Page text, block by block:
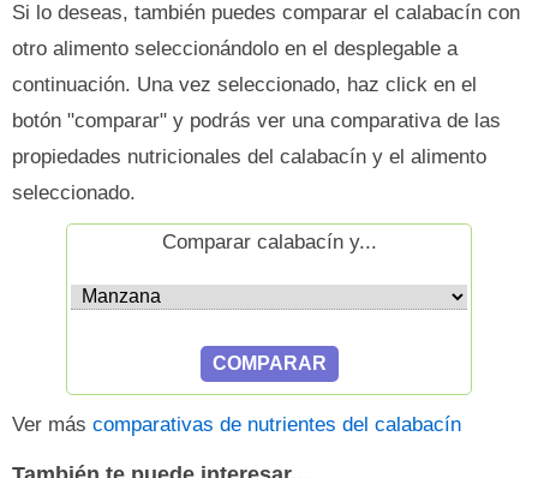
Si lo deseas, también puedes comparar el calabacín con
otro alimento seleccionándolo en el desplegable a
continuación. Una vez seleccionado, haz click en el
botón "comparar" y podrás ver una comparativa de las
propiedades nutricionales del calabacín y el alimento
seleccionado.
Comparar calabacín y...
Ver más comparativas de nutrientes del calabacín